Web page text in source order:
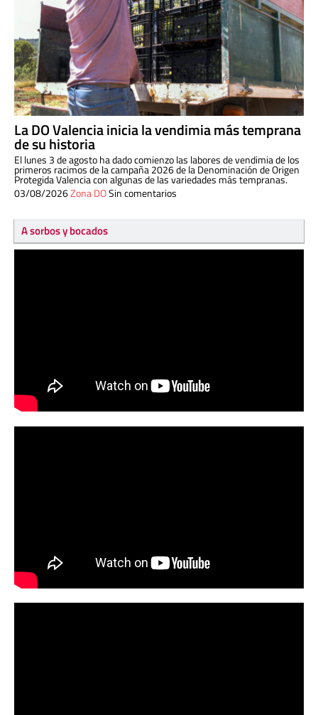
La DO Valencia inicia la vendimia más temprana
de su historia
El lunes 3 de agosto ha dado comienzo las labores de vendimia de los
primeros racimos de la campaña 2026 de la Denominación de Origen
Protegida Valencia con algunas de las variedades más tempranas.
03/08/2026Zona DOSin comentarios
A sorbos y bocados